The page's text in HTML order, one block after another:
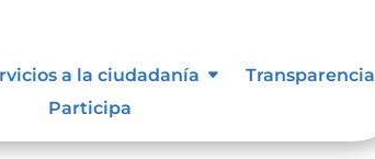
a la ciudadanía
Transparencia
Participa
y reservada